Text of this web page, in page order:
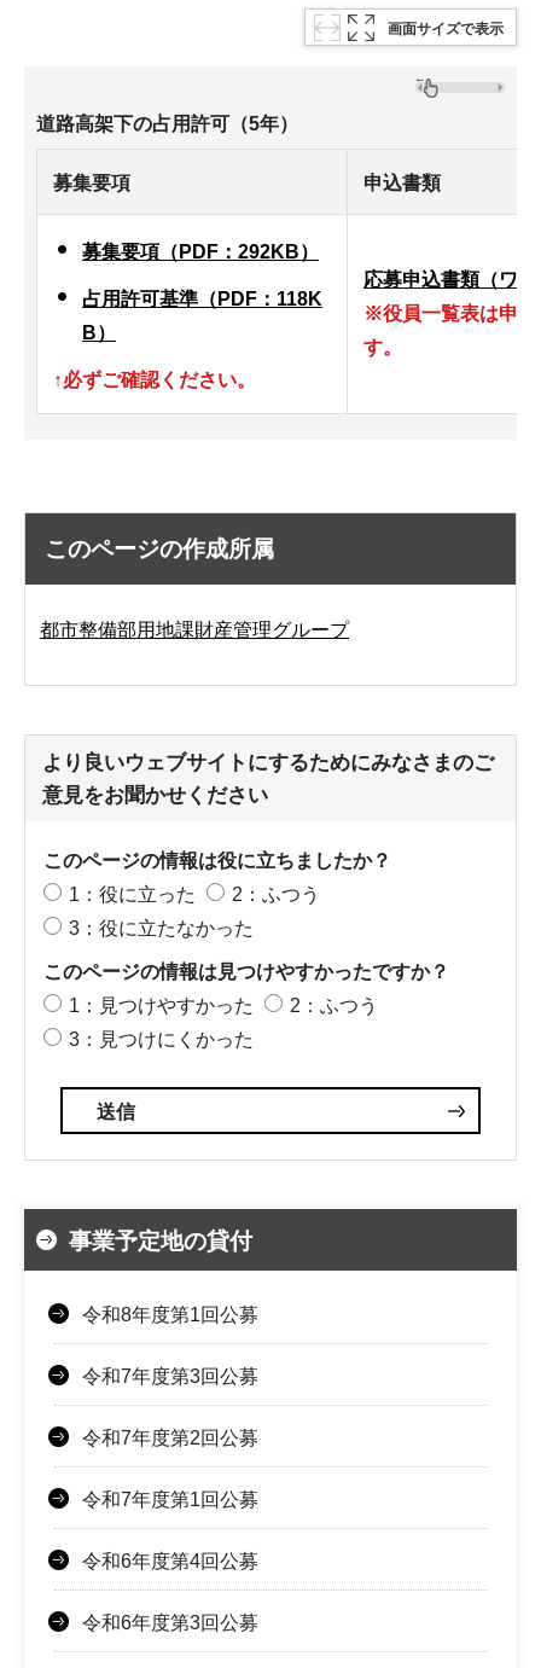
画面サイズで表示
道路高架下の占用許可（5年）
募集要項 申込書類
募集要項（PDF：292KB）
占用許可基準（PDF：118K
B）
↑必ずご確認ください。
応募申込書類（ワ
※役員一覧表は申請
す。
このページの作成所属
都市整備部用地課財産管理グループ
より良いウェブサイトにするためにみなさまのご
意見をお聞かせください
このページの情報は役に立ちましたか？
1：役に立った
2：ふつう
3：役に立たなかった
このページの情報は見つけやすかったですか？
1：見つけやすかった
2：ふつう
3：見つけにくかった
事業予定地の貸付
令和8年度第1回公募
令和7年度第3回公募
令和7年度第2回公募
令和7年度第1回公募
令和6年度第4回公募
令和6年度第3回公募